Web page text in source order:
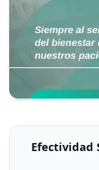
Efectividad